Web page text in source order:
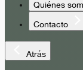
Quiénes
Contacto
Atrás